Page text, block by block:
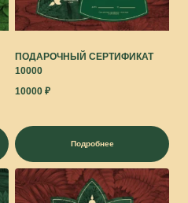
ПОДАРОЧНЫЙ СЕРТИФИКАТ
10000
10000 ₽
Подробнее